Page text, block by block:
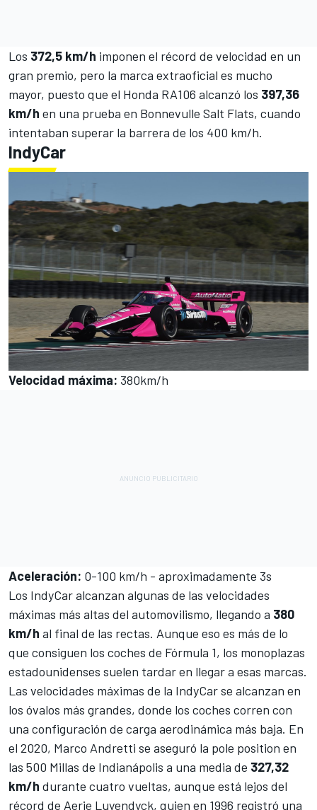
Los 372,5 km/h imponen el récord de velocidad en un
gran premio, pero la marca extraoficial es mucho
mayor, puesto que el Honda RA106 alcanzó los 397,36
km/h en una prueba en Bonnevulle Salt Flats, cuando
intentaban superar la barrera de los 400 km/h.
IndyCar
Velocidad máxima: 380km/h
Aceleración: 0-100 km/h - aproximadamente 3s
Los IndyCar alcanzan algunas de las velocidades
máximas más altas del automovilismo, llegando a 380
km/h al final de las rectas. Aunque eso es más de lo
que consiguen los coches de Fórmula 1, los monoplazas
estadounidenses suelen tardar en llegar a esas marcas.
Las velocidades máximas de la IndyCar se alcanzan en
los óvalos más grandes, donde los coches corren con
una configuración de carga aerodinámica más baja. En
el 2020, Marco Andretti se aseguró la pole position en
las 500 Millas de Indianápolis a una media de 327,32
km/h durante cuatro vueltas, aunque está lejos del
récord de Aerie Luyendyck, quien en 1996 registró una